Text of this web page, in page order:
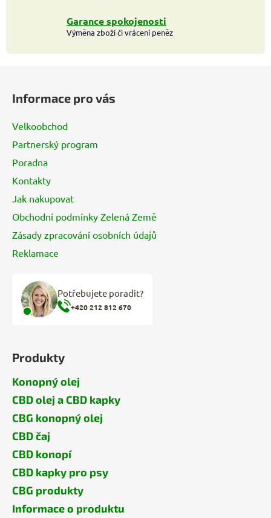
Garance spokojenosti
Výměna zboží či vrácení peněz
Informace pro vás
Velkoobchod
Partnerský program
Poradna
Kontakty
Jak nakupovat
Obchodní podmínky Zelená Země
Zásady zpracování osobních údajů
Reklamace
Potřebujete poradit?
+420 212 812 670
Produkty
Konopný olej
CBD olej a CBD kapky
CBG konopný olej
CBD čaj
CBD konopí
CBD kapky pro psy
CBG produkty
Informace o produktu